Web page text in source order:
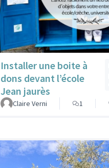
Installer une boite à
dons devant l’école
Jean jaurès
Claire Verni 1